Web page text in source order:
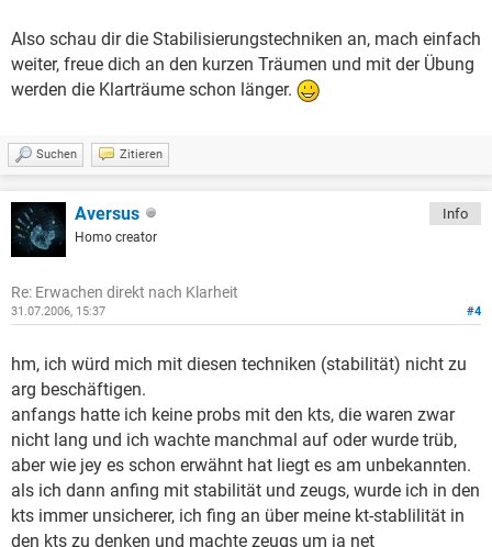
Also schau dir die Stabilisierungstechniken an, mach einfach
weiter, freue dich an den kurzen Träumen und mit der Übung
werden die Klarträume schon länger.
Suchen Zitieren
Aversus
Homo creator
Info
Re: Erwachen direkt nach Klarheit
#4
31.07.2006, 15:37
hm, ich würd mich mit diesen techniken (stabilität) nicht zu
arg beschäftigen.
anfangs hatte ich keine probs mit den kts, die waren zwar
nicht lang und ich wachte manchmal auf oder wurde trüb,
aber wie jey es schon erwähnt hat liegt es am unbekannten.
als ich dann anfing mit stabilität und zeugs, wurde ich in den
kts immer unsicherer, ich fing an über meine kt-stablilität in
den kts zu denken und machte zeugs um ja net